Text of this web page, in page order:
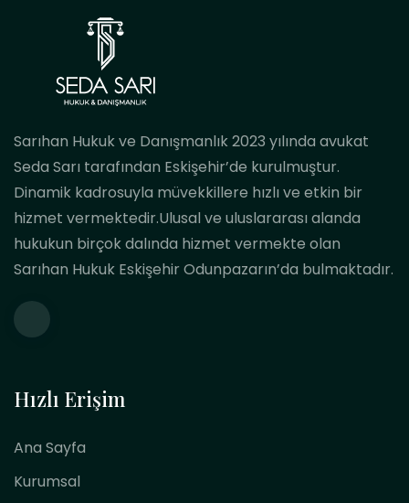
Sarıhan Hukuk ve Danışmanlık 2023 yılında avukat
Seda Sarı tarafından Eskişehir’de kurulmuştur.
Dinamik kadrosuyla müvekkillere hızlı ve etkin bir
hizmet vermektedir.Ulusal ve uluslararası alanda
hukukun birçok dalında hizmet vermekte olan
Sarıhan Hukuk Eskişehir Odunpazarın’da bulmaktadır.
Hızlı Erişim
Ana Sayfa
Kurumsal